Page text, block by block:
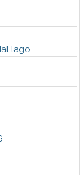
lago